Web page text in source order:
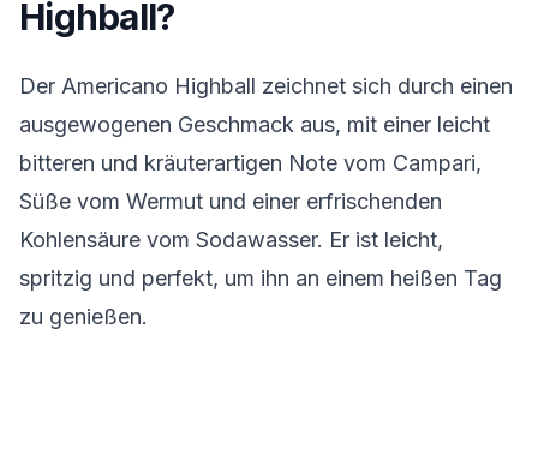
Highball?
Der Americano Highball zeichnet sich durch einen
ausgewogenen Geschmack aus, mit einer leicht
bitteren und kräuterartigen Note vom Campari,
Süße vom Wermut und einer erfrischenden
Kohlensäure vom Sodawasser. Er ist leicht,
spritzig und perfekt, um ihn an einem heißen Tag
zu genießen.